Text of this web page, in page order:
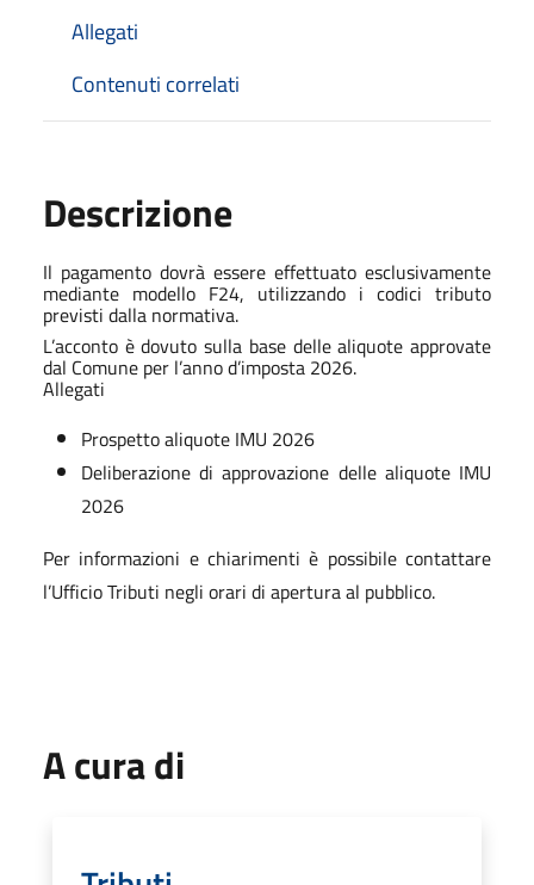
Allegati
Contenuti correlati
Descrizione
Il pagamento dovrà essere effettuato esclusivamente
mediante modello F24, utilizzando i codici tributo
previsti dalla normativa.
L’acconto è dovuto sulla base delle aliquote approvate
dal Comune per l’anno d’imposta 2026.
Allegati
Prospetto aliquote IMU 2026
Deliberazione di approvazione delle aliquote IMU
2026
Per informazioni e chiarimenti è possibile contattare
l’Ufficio Tributi negli orari di apertura al pubblico.
A cura di